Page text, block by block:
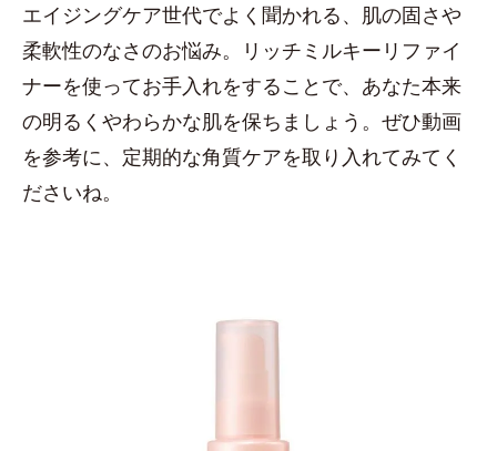
エイジングケア世代でよく聞かれる、肌の固さや
柔軟性のなさのお悩み。リッチミルキーリファイ
ナーを使ってお手入れをすることで、あなた本来
の明るくやわらかな肌を保ちましょう。ぜひ動画
を参考に、定期的な角質ケアを取り入れてみてく
ださいね。